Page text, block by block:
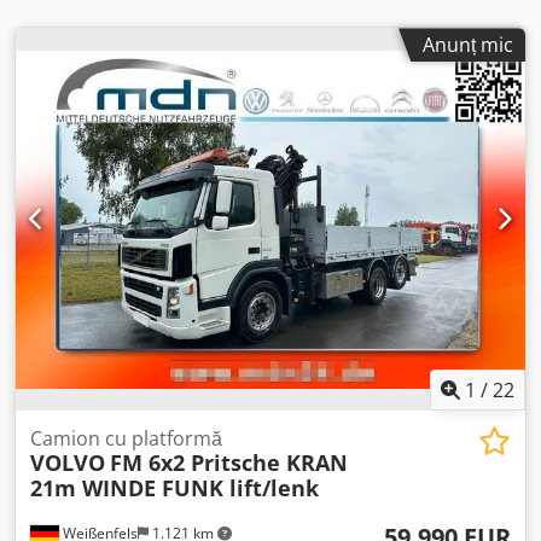
reprezintă garanții. Vânzătorul nu își asumă răspunderea
pentru erorile de tipar sau de transmitere a datelor.
Echipamentele menționate trebuie verificate separat. Toate
informațiile din anunțuri sunt orientative! Livrare în toată
țara, la cerere Program de lucru: de luni până joi, între
orele 9:00 și 17:00 Vineri, între orele 9:00 și 14:00 și la
cerere!!!
Anunț mic
1 /22
Weißenfels 1.121 km
Camion cu platformă
VOLVO FM 6x2 Pritsche KRAN
21m WINDE FUNK lift/lenk